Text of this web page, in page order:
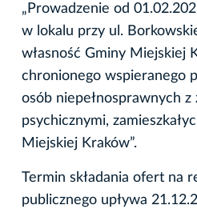
„Prowadzenie od
w lokalu przy ul.
własność Gminy Miejskiej
chronionego wspieranego
osób niepełnosprawnych z
psychicznymi,
Miejskiej Kraków”.
Termin składania ofert na
publicznego upływa